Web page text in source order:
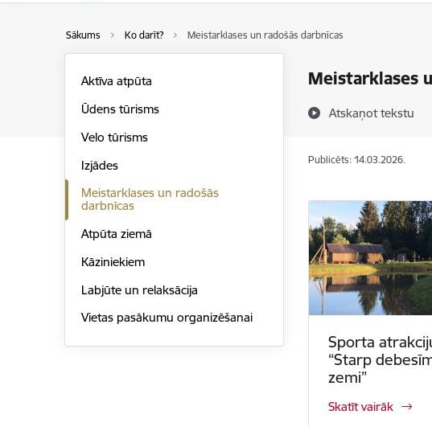
Sākums Ko darīt? Meistarklases un radošās darbnīcas
Meistarklases
Atskaņot tekstu
Aktīva atpūta
Ūdens tūrisms
Velo tūrisms
Izjādes
Meistarklases un radošās
darbnīcas
Atpūta ziemā
Kāziniekiem
Labjūte un relaksācija
Vietas pasākumu organizēšanai
Publicēts: 14.03.2026.
Sporta
“Starp
zemi”
Skatīt vairāk